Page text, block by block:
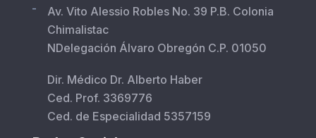
-
Av. Vito Alessio Robles No. 39 P.B. Colonia
Chimalistac
NDelegación Álvaro Obregón C.P. 01050
Dir. Médico Dr. Alberto Haber
Ced. Prof. 3369776
Ced. de Especialidad 5357159